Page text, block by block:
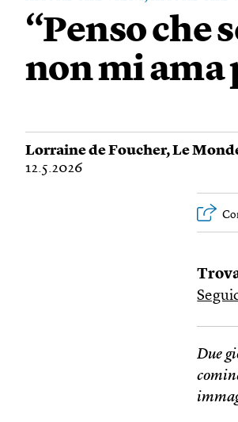
“Penso che
non mi ama
Lorraine de Foucher,Le
12.5.2026
Due